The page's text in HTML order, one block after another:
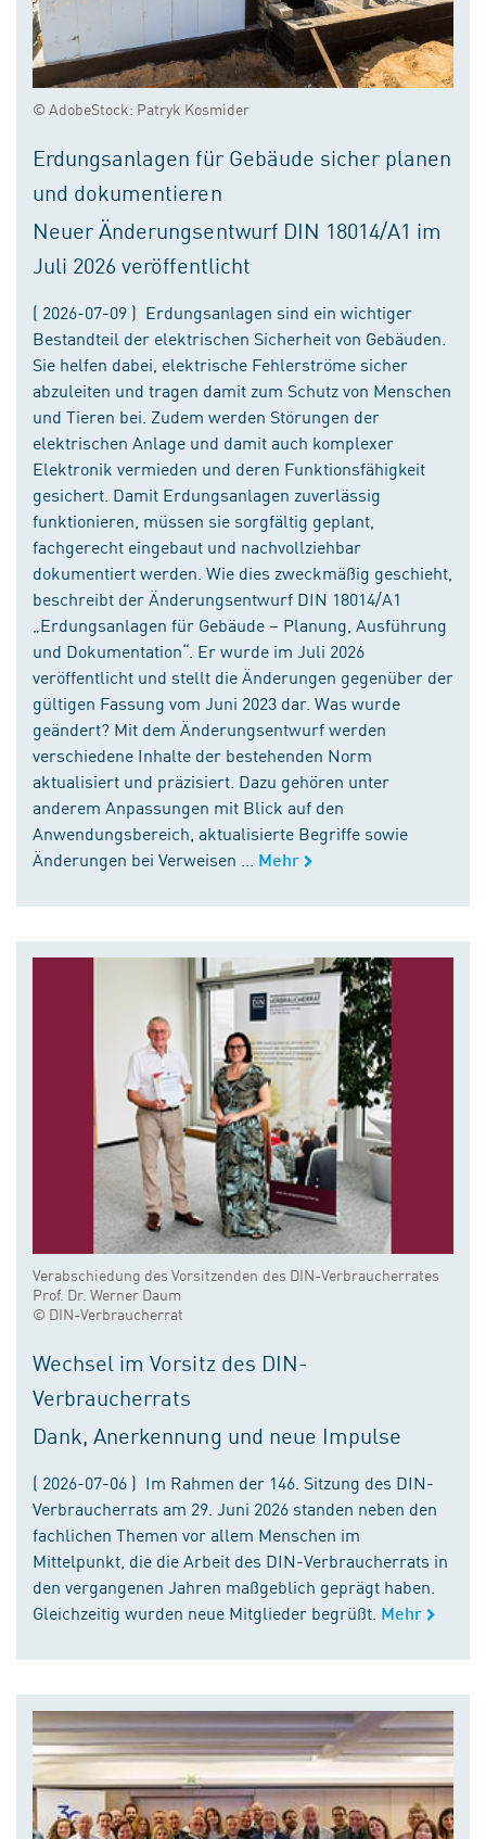
© AdobeStock: Patryk Kosmider
Erdungsanlagen für Gebäude sicher planen
und dokumentieren
Neuer Änderungsentwurf DIN 18014/A1 im
Juli 2026 veröffentlicht
( 2026-07-09 ) Erdungsanlagen sind ein wichtiger
Bestandteil der elektrischen Sicherheit von Gebäuden.
Sie helfen dabei, elektrische Fehlerströme sicher
abzuleiten und tragen damit zum Schutz von Menschen
und Tieren bei. Zudem werden Störungen der
elektrischen Anlage und damit auch komplexer
Elektronik vermieden und deren Funktionsfähigkeit
gesichert. Damit Erdungsanlagen zuverlässig
funktionieren, müssen sie sorgfältig geplant,
fachgerecht eingebaut und nachvollziehbar
dokumentiert werden. Wie dies zweckmäßig geschieht,
beschreibt der Änderungsentwurf DIN 18014/A1
„Erdungsanlagen für Gebäude – Planung, Ausführung
und Dokumentation“. Er wurde im Juli 2026
veröffentlicht und stellt die Änderungen gegenüber der
gültigen Fassung vom Juni 2023 dar. Was wurde
geändert? Mit dem Änderungsentwurf werden
verschiedene Inhalte der bestehenden Norm
aktualisiert und präzisiert. Dazu gehören unter
anderem Anpassungen mit Blick auf den
Anwendungsbereich, aktualisierte Begriffe sowie
Änderungen bei Verweisen ...
Mehr
Verabschiedung des Vorsitzenden des DIN-Verbraucherrates
Prof. Dr. Werner Daum
© DIN-Verbraucherrat
Wechsel im Vorsitz des DIN-
Verbraucherrats
Dank, Anerkennung und neue Impulse
( 2026-07-06 ) Im Rahmen der 146. Sitzung des DIN-
Verbraucherrats am 29. Juni 2026 standen neben den
fachlichen Themen vor allem Menschen im
Mittelpunkt, die die Arbeit des DIN-Verbraucherrats in
den vergangenen Jahren maßgeblich geprägt haben.
Gleichzeitig wurden neue Mitglieder begrüßt. Mehr